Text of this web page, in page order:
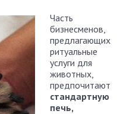
Часть
бизнесменов,
предлагающих
ритуальные
услуги для
животных,
предпочитают
стандартную
печь,